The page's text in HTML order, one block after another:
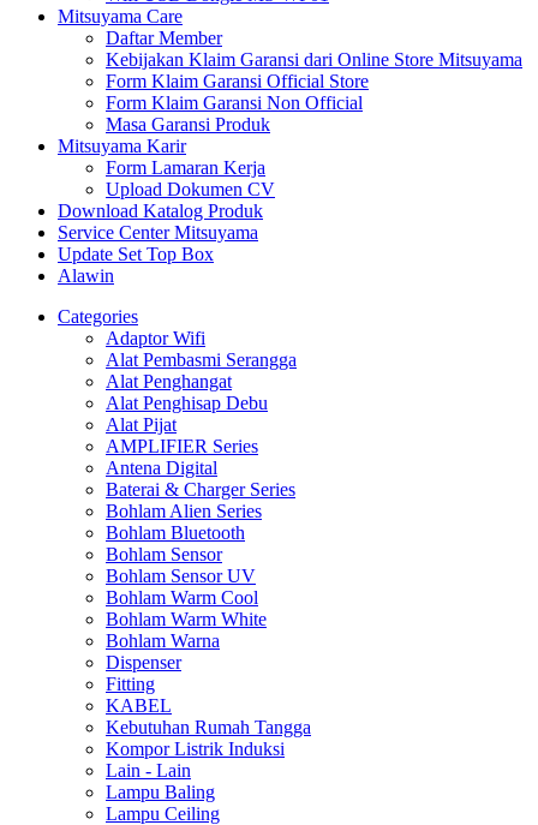
Mitsuyama Care
Daftar Member
Kebijakan Klaim Garansi dari Online Store Mitsuyama
Form Klaim Garansi Official Store
Form Klaim Garansi Non Official
Masa Garansi Produk
Mitsuyama Karir
Form Lamaran Kerja
Upload Dokumen CV
Download Katalog Produk
Service Center Mitsuyama
Update Set Top Box
Alawin
Categories
Adaptor Wifi
Alat Pembasmi Serangga
Alat Penghangat
Alat Penghisap Debu
Alat Pijat
AMPLIFIER Series
Antena Digital
Baterai & Charger Series
Bohlam Alien Series
Bohlam Bluetooth
Bohlam Sensor
Bohlam Sensor UV
Bohlam Warm Cool
Bohlam Warm White
Bohlam Warna
Dispenser
Fitting
KABEL
Kebutuhan Rumah Tangga
Kompor Listrik Induksi
Lain - Lain
Lampu Baling
Lampu Ceiling